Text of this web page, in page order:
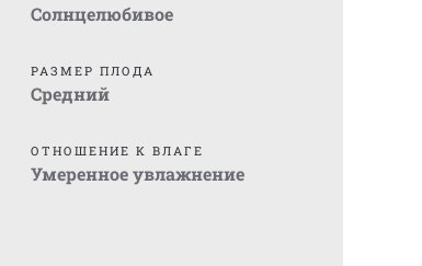
Солнцелюбивое
РАЗМЕР ПЛОДА
Средний
ОТНОШЕНИЕ К ВЛАГЕ
Умеренное увлажнение